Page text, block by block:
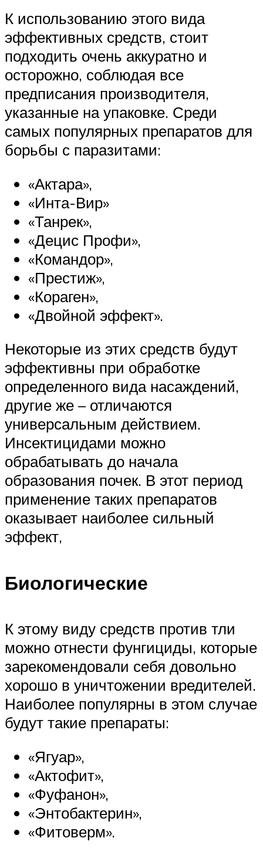
К использованию этого вида
эффективных средств, стоит
подходить очень аккуратно и
осторожно, соблюдая все
предписания производителя,
указанные на упаковке. Среди
самых популярных препаратов для
борьбы с паразитами:
«Актара»,
«Инта-Вир»
«Танрек»,
«Децис Профи»,
«Командор»,
«Престиж»,
«Кораген»,
«Двойной эффект».
Некоторые из этих средств будут
эффективны при обработке
определенного вида насаждений,
другие же – отличаются
универсальным действием.
Инсектицидами можно
обрабатывать до начала
образования почек. В этот период
применение таких препаратов
оказывает наиболее сильный
эффект,
Биологические
К этому виду средств против тли
можно отнести фунгициды, которые
зарекомендовали себя довольно
хорошо в уничтожении вредителей.
Наиболее популярны в этом случае
будут такие препараты:
«Ягуар»,
«Актофит»,
«Фуфанон»,
«Энтобактерин»,
«Фитоверм».